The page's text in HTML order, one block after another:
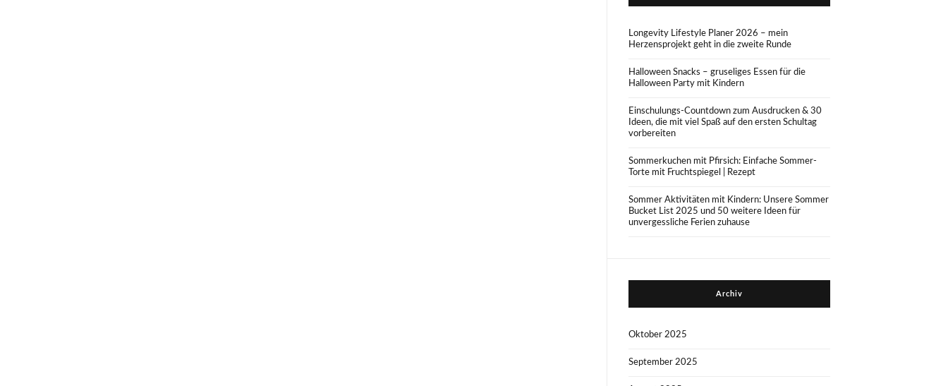
Longevity Lifestyle Planer 2026 – mein
Herzensprojekt geht in die zweite Runde
Halloween Snacks – gruseliges Essen für die
Halloween Party mit Kindern
Einschulungs-Countdown zum Ausdrucken & 30
Ideen, die mit viel Spaß auf den ersten Schultag
vorbereiten
Sommerkuchen mit Pfirsich: Einfache Sommer-
Torte mit Fruchtspiegel | Rezept
Sommer Aktivitäten mit Kindern: Unsere Sommer
Bucket List 2025 und 50 weitere Ideen für
unvergessliche Ferien zuhause
Archiv
Oktober 2025
September 2025